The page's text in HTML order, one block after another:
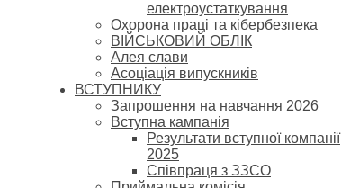
електроустаткування
Охорона праці та кібербезпека
ВІЙСЬКОВИЙ ОБЛІК
Алея слави
Асоціація випускників
ВСТУПНИКУ
Запрошення на навчання 2026
Вступна кампанія
Результати вступної компанії
2025
Співпраця з ЗЗСО